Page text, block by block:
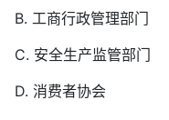
B. 工商行政管理部门
C. 安全生产监管部门
D. 消费者协会